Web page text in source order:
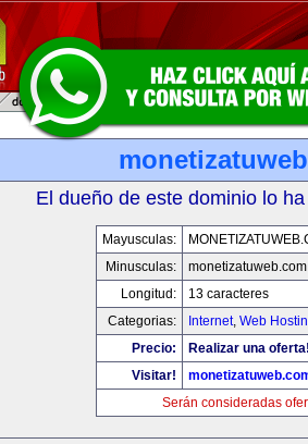
El dueño de este dominio lo
Mayusculas:
Minusculas:
monetizatuweb.com
Longitud:
13 caracteres
Categorias:
Internet, Web
Precio:
Realizar una
Visitar!
Serán consideradas